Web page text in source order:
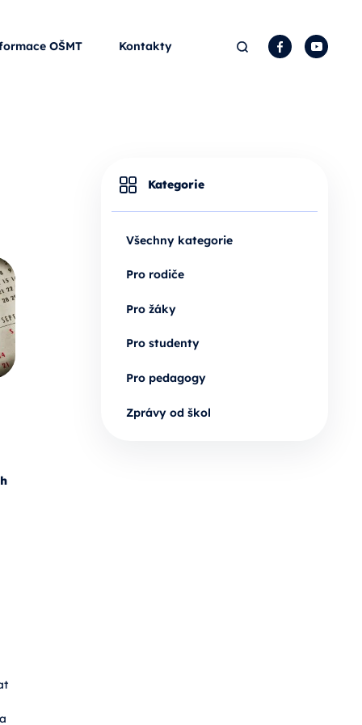
OŠMT Kontakty Hledat Facebook
Kategorie
Všechny kategorie
Pro rodiče
Pro žáky
Pro studenty
Pro pedagogy
Zprávy od škol